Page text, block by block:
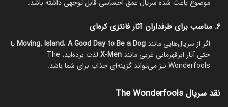
موضوع باعث شده سریال عمق احساسی قابل توجهی داشته باشد.
۶. مناسب برای طرفداران آثار فانتزی کره‌ای
اگر از سریال‌هایی مانند Moving،Island،A Good Day to Be a Dog
یا
حتی آثار ابرقهرمانی غربی مانند X-Men
لذت برده‌اید، The
Wonderfools نیز می‌تواند گزینه‌ای جذاب برای شما باشد.
نقد سریال The Wonderfools